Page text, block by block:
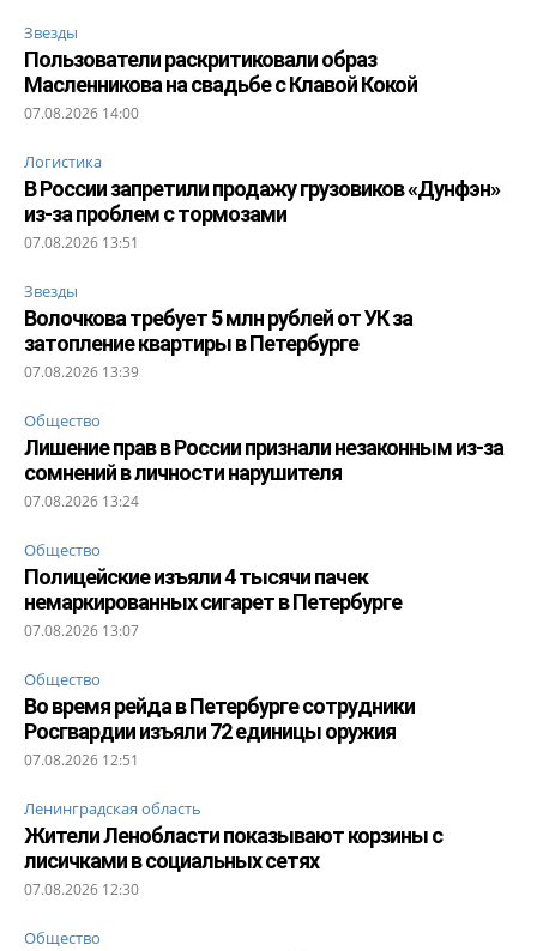
Звезды
Пользователи раскритиковали образ
Масленникова на свадьбе с Клавой Кокой
07.08.2026 14:00
Логистика
В России запретили продажу грузовиков «Дунфэн»
из-за проблем с тормозами
07.08.2026 13:51
Звезды
Волочкова требует 5 млн рублей от УК за
затопление квартиры в Петербурге
07.08.2026 13:39
Общество
Лишение прав в России признали незаконным из-за
сомнений в личности нарушителя
07.08.2026 13:24
Общество
Полицейские изъяли 4 тысячи пачек
немаркированных сигарет в Петербурге
07.08.2026 13:07
Общество
Во время рейда в Петербурге сотрудники
Росгвардии изъяли 72 единицы оружия
07.08.2026 12:51
Ленинградская область
Жители Ленобласти показывают корзины с
лисичками в социальных сетях
07.08.2026 12:30
Общество